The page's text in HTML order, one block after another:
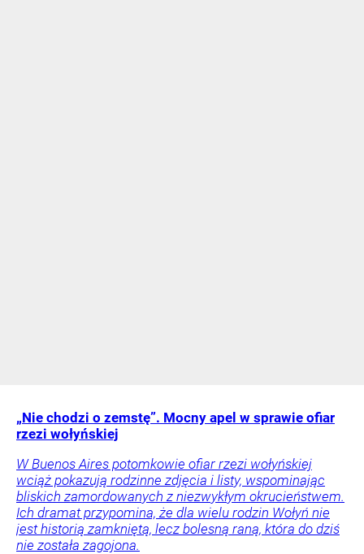
„Nie chodzi o zemstę”. Mocny apel w sprawie ofiar
rzezi wołyńskiej
W Buenos Aires potomkowie ofiar rzezi wołyńskiej
wciąż pokazują rodzinne zdjęcia i listy, wspominając
bliskich zamordowanych z niezwykłym okrucieństwem.
Ich dramat przypomina, że dla wielu rodzin Wołyń nie
jest historią zamkniętą, lecz bolesną raną, która do dziś
nie została zagojona.